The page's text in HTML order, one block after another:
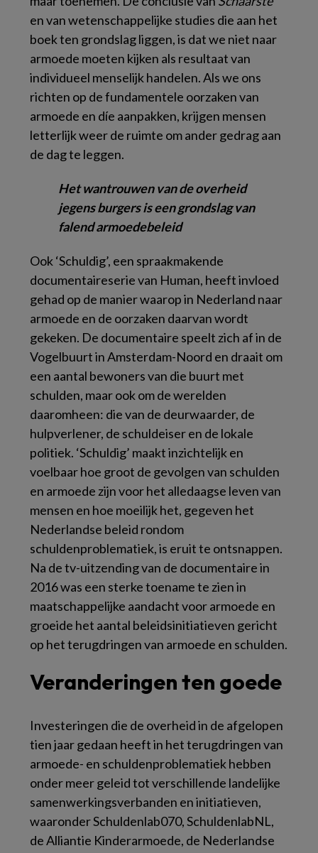
en van wetenschappelijke studies die aan het
boek ten grondslag liggen, is dat we niet naar
armoede moeten kijken als resultaat van
individueel menselijk handelen. Als we ons
richten op de fundamentele oorzaken van
armoede en díe aanpakken, krijgen mensen
letterlijk weer de ruimte om ander gedrag aan
de dag te leggen.
Het wantrouwen van de overheid
jegens burgers is een grondslag van
falend armoedebeleid
Ook ‘Schuldig’, een spraakmakende
documentaireserie van Human, heeft invloed
gehad op de manier waarop in Nederland naar
armoede en de oorzaken daarvan wordt
gekeken. De documentaire speelt zich af in de
Vogelbuurt in Amsterdam-Noord en draait om
een aantal bewoners van die buurt met
schulden, maar ook om de werelden
daaromheen: die van de deurwaarder, de
hulpverlener, de schuldeiser en de lokale
politiek. ‘Schuldig’ maakt inzichtelijk en
voelbaar hoe groot de gevolgen van schulden
en armoede zijn voor het alledaagse leven van
mensen en hoe moeilijk het, gegeven het
Nederlandse beleid rondom
schuldenproblematiek, is eruit te ontsnappen.
Na de tv-uitzending van de documentaire in
2016 was een sterke toename te zien in
maatschappelijke aandacht voor armoede en
groeide het aantal beleidsinitiatieven gericht
op het terugdringen van armoede en schulden.
Veranderingen ten goede
Investeringen die de overheid in de afgelopen
tien jaar gedaan heeft in het terugdringen van
armoede- en schuldenproblematiek hebben
onder meer geleid tot verschillende landelijke
samenwerkingsverbanden en initiatieven,
waaronder Schuldenlab070, SchuldenlabNL,
de Alliantie Kinderarmoede, de Nederlandse